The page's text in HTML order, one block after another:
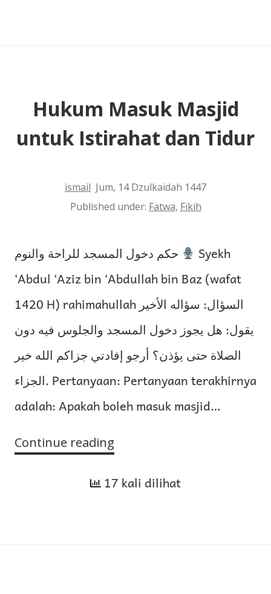
Hukum Masuk Masjid
untuk Istirahat dan Tidur
ismail Jum, 14 Dzulkaidah 1447
Published under: Fatwa, Fikih
Syekh
‘Abdul ‘Aziz bin ‘Abdullah bin Baz (wafat
1420 H) rahimahullah السؤال: سؤاله الأخير
يقول: هل يجوز دخول المسجد والجلوس فيه دون
الصلاة حتى يؤذن؟ أرجو إفادتي جزاكم الله خير
الجزاء. Pertanyaan: Pertanyaan terakhirnya
adalah: Apakah boleh masuk masjid…
Continue reading
Masjid
17 kali dilihat